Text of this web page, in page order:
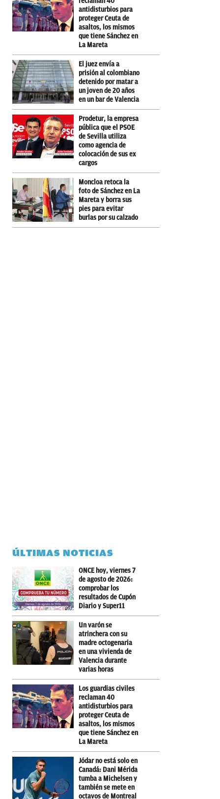
antidisturbios para
proteger Ceuta de
asaltos, los mismos
que tiene Sánchez en
La Mareta
El juez envía a
prisión al colombiano
detenido por matar a
un joven de 20 años
en un bar de Valencia
Prodetur, la empresa
pública que el PSOE
de Sevilla utiliza
como agencia de
colocación de sus ex
cargos
Moncloa retoca la
foto de Sánchez en La
Mareta y borra sus
pies para evitar
burlas por su calzado
ÚLTIMAS NOTICIAS
ONCE hoy, viernes 7
de agosto de 2026:
comprobar los
resultados de Cupón
Diario y Super11
Un varón se
atrinchera con su
madre octogenaria
en una vivienda de
Valencia durante
varias horas
Los guardias civiles
reclaman 40
antidisturbios para
proteger Ceuta de
asaltos, los mismos
que tiene Sánchez en
La Mareta
Jódar no está solo en
Canadá: Dani Mérida
tumba a Michelsen y
también se mete en
octavos de Montreal